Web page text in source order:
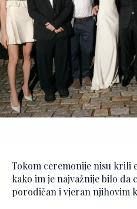
Tokom ceremonije nisu krili
kako im je najvažnije bilo da
porodičan i vjeran njihovim